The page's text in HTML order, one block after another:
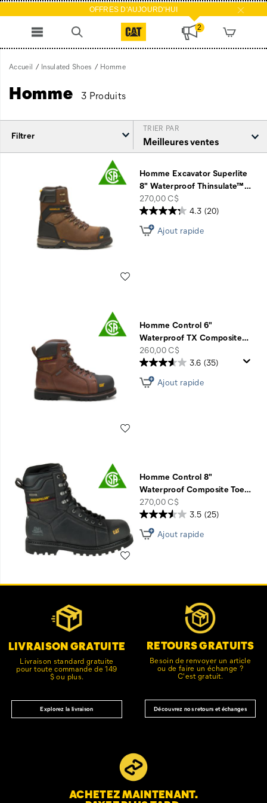
OFFRES D'AUJOURD'HUI
2
Accueil Insulated Shoes Homme
Homme 3 Produits
Filtrer
TRIER PAR
Homme
Homme Excavator Superlite
8" Waterproof Thinsulate™…
price
270,00 C$
4.3 (20)
Ajout rapide
Homme Control 6"
Waterproof TX Composite…
price
260,00 C$
3.6 (35)
Ajout rapide
Homme Control 8"
Waterproof Composite Toe…
price
270,00 C$
3.5 (25)
Ajout rapide
Liens
pageLIVRAISON GRATUITE
Livraison standard gratuite
pour toute commande de 149
$ ou plus.
Explorez la livraison
RETOURS GRATUITS
Besoin de renvoyer un article
ou de faire un échange ?
C'est gratuit.
Découvrez nos retours et échanges
ACHETEZ MAINTENANT.